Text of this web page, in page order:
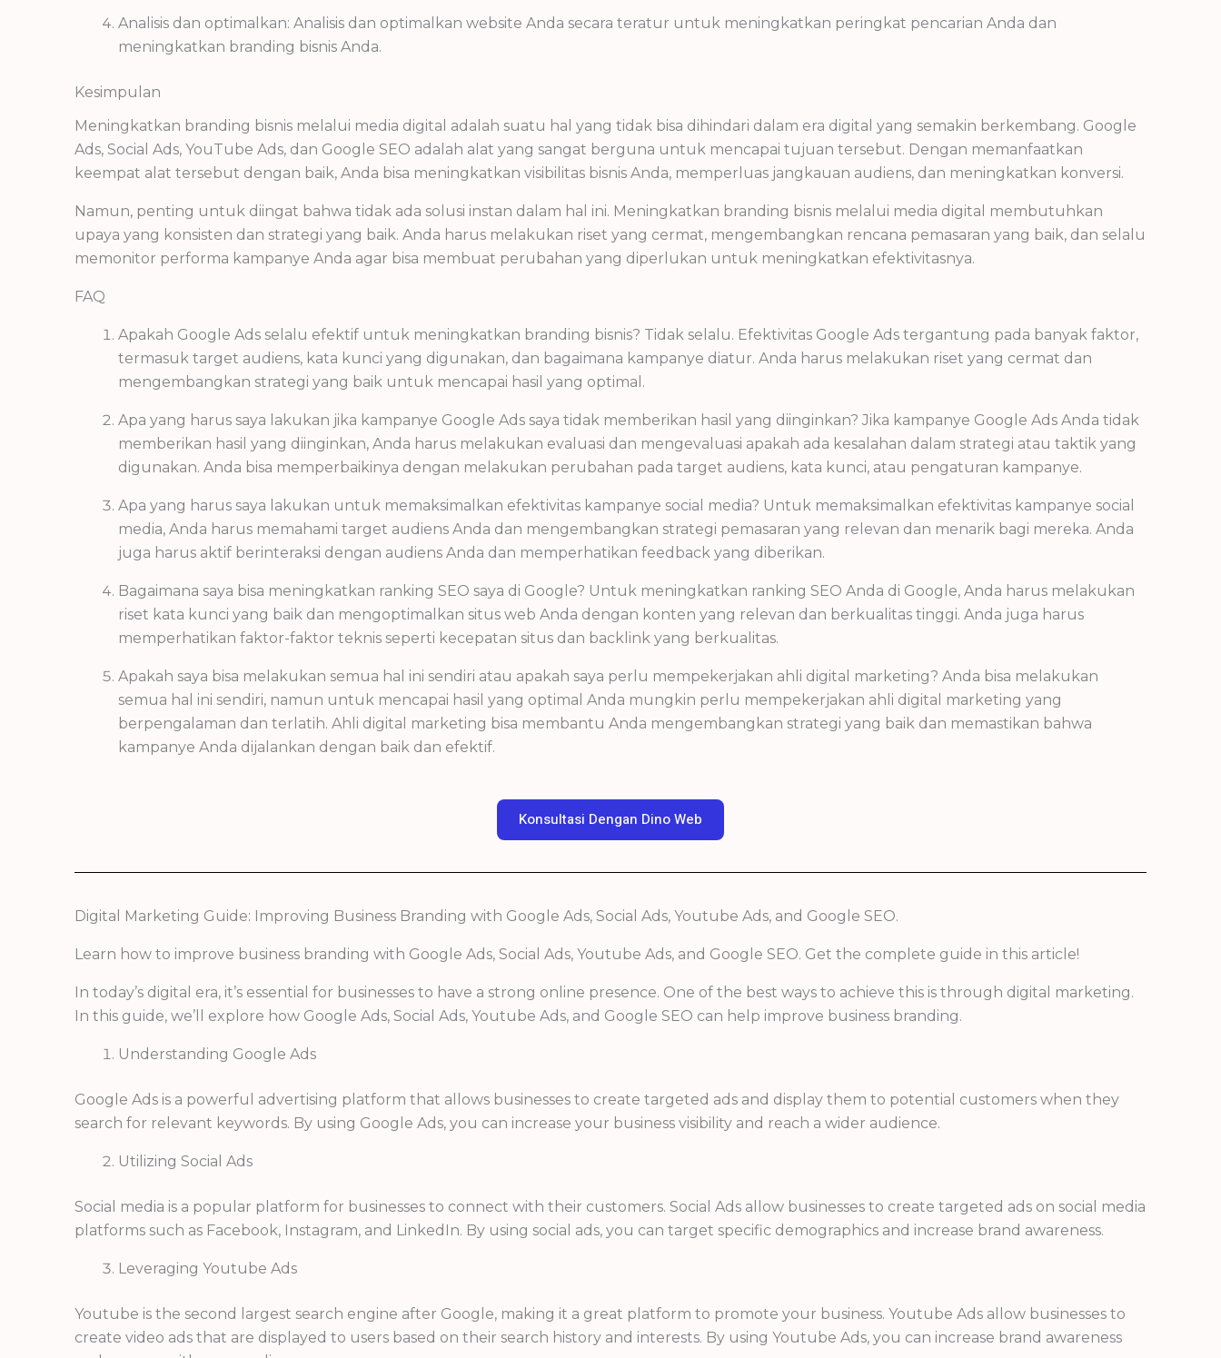
Analisis dan optimalkan: Analisis dan optimalkan website Anda secara teratur untuk meningkatkan peringkat pencarian Anda dan
meningkatkan branding bisnis Anda.
Kesimpulan
Meningkatkan branding bisnis melalui media digital adalah suatu hal yang tidak bisa dihindari dalam era digital yang semakin berkembang. Google
Ads, Social Ads, YouTube Ads, dan Google SEO adalah alat yang sangat berguna untuk mencapai tujuan tersebut. Dengan memanfaatkan
keempat alat tersebut dengan baik, Anda bisa meningkatkan visibilitas bisnis Anda, memperluas jangkauan audiens, dan meningkatkan konversi.
Namun, penting untuk diingat bahwa tidak ada solusi instan dalam hal ini. Meningkatkan branding bisnis melalui media digital membutuhkan
upaya yang konsisten dan strategi yang baik. Anda harus melakukan riset yang cermat, mengembangkan rencana pemasaran yang baik, dan selalu
memonitor performa kampanye Anda agar bisa membuat perubahan yang diperlukan untuk meningkatkan efektivitasnya.
FAQ
Apakah Google Ads selalu efektif untuk meningkatkan branding bisnis? Tidak selalu. Efektivitas Google Ads tergantung pada banyak faktor,
termasuk target audiens, kata kunci yang digunakan, dan bagaimana kampanye diatur. Anda harus melakukan riset yang cermat dan
mengembangkan strategi yang baik untuk mencapai hasil yang optimal.
Apa yang harus saya lakukan jika kampanye Google Ads saya tidak memberikan hasil yang diinginkan? Jika kampanye Google Ads Anda tidak
memberikan hasil yang diinginkan, Anda harus melakukan evaluasi dan mengevaluasi apakah ada kesalahan dalam strategi atau taktik yang
digunakan. Anda bisa memperbaikinya dengan melakukan perubahan pada target audiens, kata kunci, atau pengaturan kampanye.
Apa yang harus saya lakukan untuk memaksimalkan efektivitas kampanye social media? Untuk memaksimalkan efektivitas kampanye social
media, Anda harus memahami target audiens Anda dan mengembangkan strategi pemasaran yang relevan dan menarik bagi mereka. Anda
juga harus aktif berinteraksi dengan audiens Anda dan memperhatikan feedback yang diberikan.
Bagaimana saya bisa meningkatkan ranking SEO saya di Google? Untuk meningkatkan ranking SEO Anda di Google, Anda harus melakukan
riset kata kunci yang baik dan mengoptimalkan situs web Anda dengan konten yang relevan dan berkualitas tinggi. Anda juga harus
memperhatikan faktor-faktor teknis seperti kecepatan situs dan backlink yang berkualitas.
Apakah saya bisa melakukan semua hal ini sendiri atau apakah saya perlu mempekerjakan ahli digital marketing? Anda bisa melakukan
semua hal ini sendiri, namun untuk mencapai hasil yang optimal Anda mungkin perlu mempekerjakan ahli digital marketing yang
berpengalaman dan terlatih. Ahli digital marketing bisa membantu Anda mengembangkan strategi yang baik dan memastikan bahwa
kampanye Anda dijalankan dengan baik dan efektif.
Konsultasi Dengan Dino Web
Digital Marketing Guide: Improving Business Branding with Google Ads, Social Ads, Youtube Ads, and Google SEO.
Learn how to improve business branding with Google Ads, Social Ads, Youtube Ads, and Google SEO. Get the complete guide in this article!
In today’s digital era, it’s essential for businesses to have a strong online presence. One of the best ways to achieve this is through digital marketing.
In this guide, we’ll explore how Google Ads, Social Ads, Youtube Ads, and Google SEO can help improve business branding.
Understanding Google Ads
Google Ads is a powerful advertising platform that allows businesses to create targeted ads and display them to potential customers when they
search for relevant keywords. By using Google Ads, you can increase your business visibility and reach a wider audience.
Utilizing Social Ads
Social media is a popular platform for businesses to connect with their customers. Social Ads allow businesses to create targeted ads on social media
platforms such as Facebook, Instagram, and LinkedIn. By using social ads, you can target specific demographics and increase brand awareness.
Leveraging Youtube Ads
Youtube is the second largest search engine after Google, making it a great platform to promote your business. Youtube Ads allow businesses to
create video ads that are displayed to users based on their search history and interests. By using Youtube Ads, you can increase brand awareness